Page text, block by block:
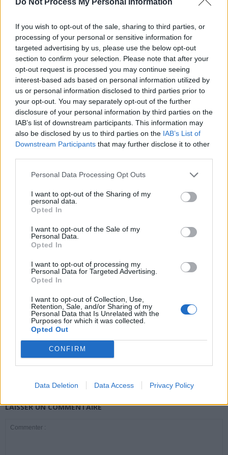
If you wish to opt-out of the sale, sharing to third parties, or
processing of your personal or sensitive information for
targeted advertising by us, please use the below opt-out
section to confirm your selection. Please note that after your
opt-out request is processed you may continue seeing
interest-based ads based on personal information utilized by
us or personal information disclosed to third parties prior to
your opt-out. You may separately opt-out of the further
disclosure of your personal information by third parties on the
IAB’s list of downstream participants. This information may
also be disclosed by us to third parties on the IAB’s List of
Downstream Participants that may further disclose it to other
Personal Data Processing Opt Outs
I want to opt-out of the Sharing of my
personal data.
Opted In
I want to opt-out of the Sale of my
Personal Data.
Opted In
I want to opt-out of processing my
Personal Data for Targeted Advertising.
Opted In
I want to opt-out of Collection, Use,
Retention, Sale, and/or Sharing of my
Personal Data that Is Unrelated with the
Purposes for which it was collected.
Opted Out
CONFIRM
Data Deletion Data Access Privacy Policy
en graisses animales» et que «une activité physique régulière et
une alimentation équilibrée peuvent suffire à certaines personnes
Article précédent
Une oncologue découvre
son cancer du sein sans
symptôme ni alerte
Article suivant
Sauvez une vie : devenez
osseuse maintenant
ARTICLES CONNEXES PLUS DE L'AUTEUR
Canicule : les conseils
cardiologues pour
Éclipse du 12 août :
attention à la pénurie de
lunettes de sécurité
LAISSER UN COMMENTAIRE